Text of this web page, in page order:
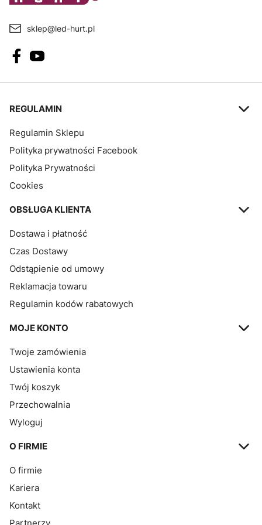
sklep@led-hurt.pl
Linki w stopce
REGULAMIN
Regulamin Sklepu
Polityka prywatności Facebook
Polityka Prywatności
Cookies
OBSŁUGA KLIENTA
Dostawa i płatność
Czas Dostawy
Odstąpienie od umowy
Reklamacja towaru
Regulamin kodów rabatowych
MOJE KONTO
Twoje zamówienia
Ustawienia konta
Twój koszyk
Przechowalnia
Wyloguj
O FIRMIE
O firmie
Kariera
Kontakt